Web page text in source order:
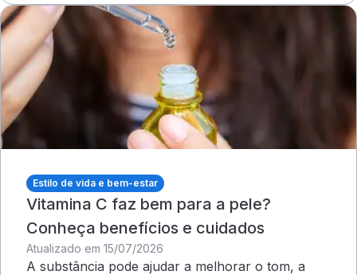
Estilo de vida e bem-estar
Vitamina C faz bem para a pele?
Conheça benefícios e cuidados
Atualizado em 15/07/2026
A substância pode ajudar a melhorar o tom, a